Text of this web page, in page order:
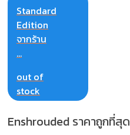
Standard
Edition
จากร้าน
...
out of
stock
Enshrouded ราคาถูกที่สุด